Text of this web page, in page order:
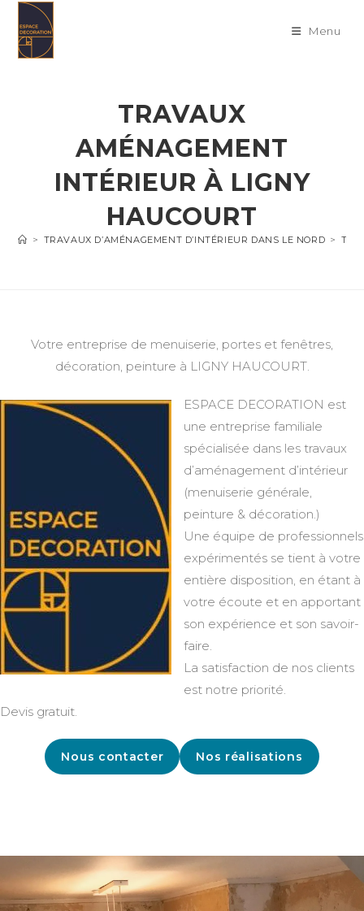
content
Menu
TRAVAUX
AMÉNAGEMENT
INTÉRIEUR À LIGNY
HAUCOURT
> TRAVAUX D’AMÉNAGEMENT D’INTÉRIEUR DANS LE NORD >
Votre entreprise de menuiserie, portes et fenêtres,
décoration, peinture à LIGNY HAUCOURT.
ESPACE DECORATION est
une entreprise familiale
spécialisée dans les travaux
d’aménagement d’intérieur
(menuiserie générale,
peinture & décoration.)
Une équipe de professionnels
expérimentés se tient à votre
entière disposition, en étant à
votre écoute et en apportant
son expérience et son savoir-
faire.
La satisfaction de nos clients
est notre priorité.
Devis gratuit.
Nous contacter Nos réalisations